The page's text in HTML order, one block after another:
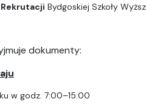
Bydgoskiej Szkoły
dokumenty:
w godz. 7:00–15:00